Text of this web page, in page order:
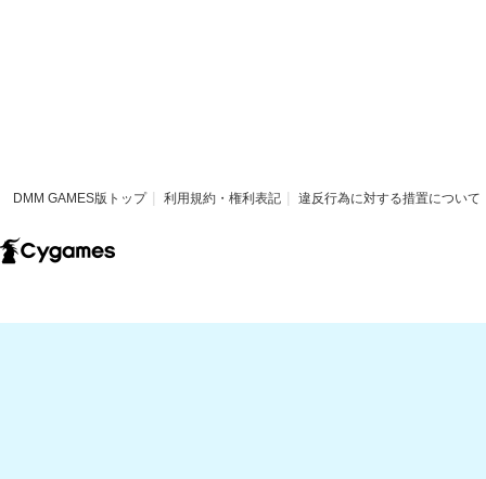
DMM GAMES版トップ 利用規約・権利表記 違反行為に対する措置について